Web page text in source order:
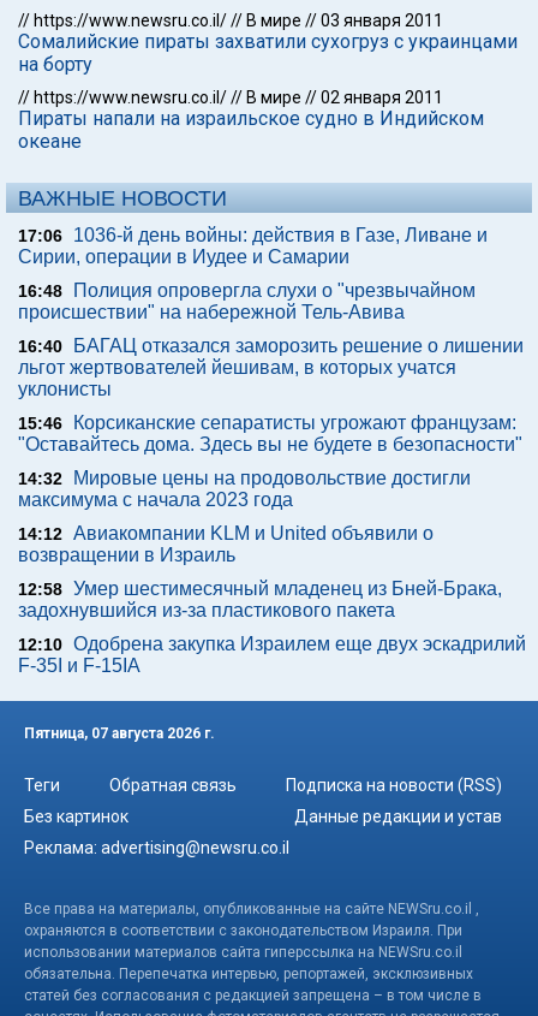
// https://www.newsru.co.il/// В мире //03 января 2011
Сомалийские пираты захватили сухогруз с украинцами
на борту
// https://www.newsru.co.il/// В мире //02 января 2011
Пираты напали на израильское судно в Индийском
океане
ВАЖНЫЕ НОВОСТИ
17:06
1036-й день войны: действия в Газе, Ливане и
Сирии, операции в Иудее и Самарии
16:48
Полиция опровергла слухи о "чрезвычайном
происшествии" на набережной Тель-Авива
16:40
БАГАЦ отказался заморозить решение о лишении
льгот жертвователей йешивам, в которых учатся
уклонисты
15:46
Корсиканские сепаратисты угрожают французам:
"Оставайтесь дома. Здесь вы не будете в безопасности"
14:32
Мировые цены на продовольствие достигли
максимума с начала 2023 года
14:12 Авиакомпании KLM и United объявили о
возвращении в Израиль
12:58 Умер шестимесячный младенец из Бней-Брака,
задохнувшийся из-за пластикового пакета
12:10 Одобрена закупка Израилем еще двух эскадрилий
F-35I и F-15IA
Пятница, 07 августа 2026 г.
Теги Обратная связь
Подписка на новости (RSS)
Без картинок
Данные редакции и устав
Реклама: advertising@newsru.co.il
Все права на материалы, опубликованные на сайте NEWSru.co.il ,
охраняются в соответствии с законодательством Израиля. При
использовании материалов сайта гиперссылка на NEWSru.co.il
обязательна. Перепечатка интервью, репортажей, эксклюзивных
статей без согласования с редакцией запрещена – в том числе в